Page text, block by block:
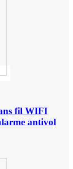
fil WIFI
antivol